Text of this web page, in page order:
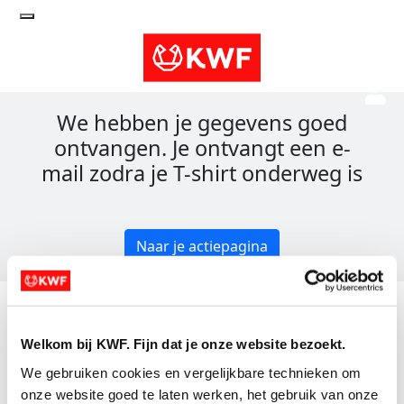
Welkom bij KWF. Fijn dat je onze website bezoekt.
We gebruiken cookies en vergelijkbare technieken om
onze website goed te laten werken, het gebruik van onze
We hebben je gegevens goed
ontvangen. Je ontvangt een e-
mail zodra je T-shirt onderweg is
Naar je actiepagina
Acties
Actiematerialen
Evenementen